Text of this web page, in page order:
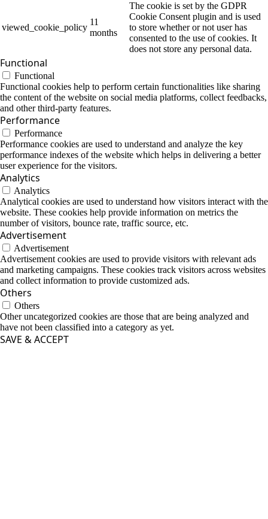
viewed_cookie_policy
11
months
The cookie is set by the GDPR
Cookie Consent plugin and is used
to store whether or not user has
consented to the use of cookies. It
does not store any personal data.
Functional
Functional
Functional cookies help to perform certain functionalities like sharing
the content of the website on social media platforms, collect feedbacks,
and other third-party features.
Performance
Performance
Performance cookies are used to understand and analyze the key
performance indexes of the website which helps in delivering a better
user experience for the visitors.
Analytics
Analytics
Analytical cookies are used to understand how visitors interact with the
website. These cookies help provide information on metrics the
number of visitors, bounce rate, traffic source, etc.
Advertisement
Advertisement
Advertisement cookies are used to provide visitors with relevant ads
and marketing campaigns. These cookies track visitors across websites
and collect information to provide customized ads.
Others
Others
Other uncategorized cookies are those that are being analyzed and
have not been classified into a category as yet.
SAVE & ACCEPT